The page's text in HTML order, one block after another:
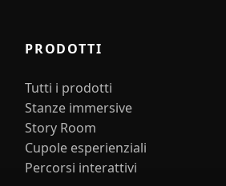
PRODOTTI
Tutti i prodotti
Stanze immersive
Story Room
Cupole esperienziali
Percorsi interattivi